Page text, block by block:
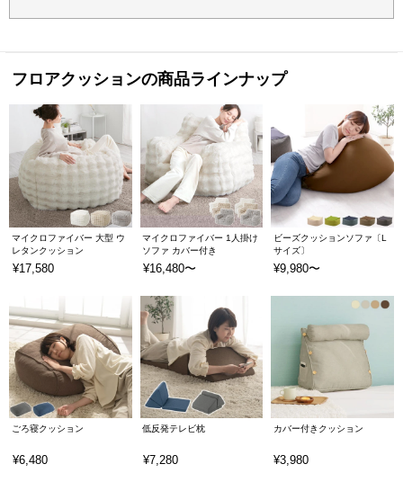
フロアクッションの商品ラインナップ
マイクロファイバー 大型 ウ
レタンクッション
¥17,580
マイクロファイバー 1人掛け
ソファ カバー付き
¥16,480〜
ビーズクッションソファ〔L
サイズ〕
¥9,980〜
ごろ寝クッション
¥6,480
低反発テレビ枕
¥7,280
カバー付きクッション
¥3,980